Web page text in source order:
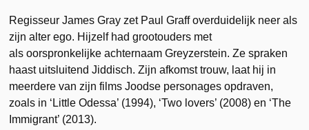
Regisseur James Gray zet Paul Graff overduidelijk neer als
zijn alter ego. Hijzelf had grootouders met
als oorspronkelijke achternaam Greyzerstein. Ze spraken
haast uitsluitend Jiddisch. Zijn afkomst trouw, laat hij in
meerdere van zijn films Joodse personages opdraven,
zoals in ‘Little Odessa’ (1994), ‘Two lovers’ (2008) en ‘The
Immigrant’ (2013).